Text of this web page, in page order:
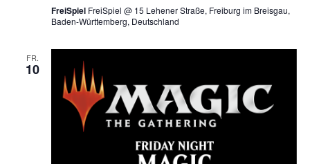
FreiSpiel FreiSpiel @ 15 Lehener Straße, Freiburg im Breisgau,
Baden-Württemberg, Deutschland
FR.
10